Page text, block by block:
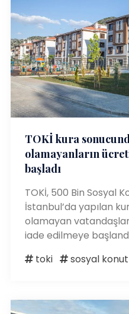
TOKİ kura
olamayanların
başladı
TOKİ, 500 Bin Sosyal
İstanbul’da yapılan
olamayan
iade edilmeye
toki
sosyal konut